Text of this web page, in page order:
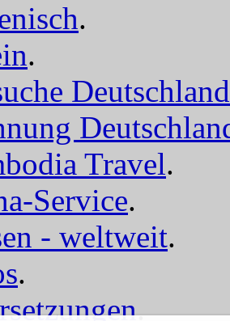
.
.
Deutschland
Travel.
Service.
- weltweit.
.
.